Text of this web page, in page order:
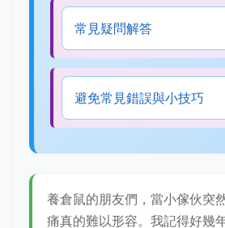
常見疑問解答
避免常見錯誤與小技巧
養倉鼠的朋友們，當小傢伙突
痛真的難以形容。我記得好幾